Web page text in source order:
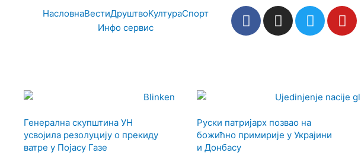
НасловнаВестиДруштвоКултураСпорт
Инфо сервис
F
a
k
I
n
r
a
m
T
w
r
Y
o
e
Генерална скупштина УН
усвојила резолуцију о прекиду
ватре у Појасу Газе
Руски патријарх позвао на
божићно примирије у Украјини
и Донбасу